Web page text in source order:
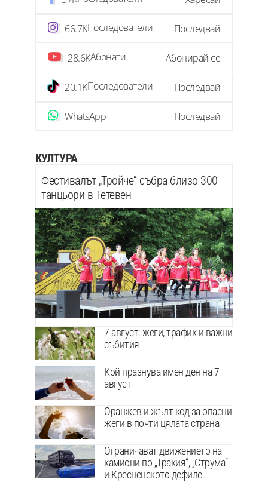
66.7KПоследователи Последвай
28.6KАбонати Абонирай се
20.1KПоследователи Последвай
WhatsApp Последвай
КУЛТУРА
Фестивалът „Тройче“ събра близо 300
танцьори в Тетевен
7 август: жеги, трафик и важни
събития
Кой празнува имен ден на 7
август
Оранжев и жълт код за опасни
жеги в почти цялата страна
Ограничават движението на
камиони по „Тракия“, „Струма“
и Кресненското дефиле